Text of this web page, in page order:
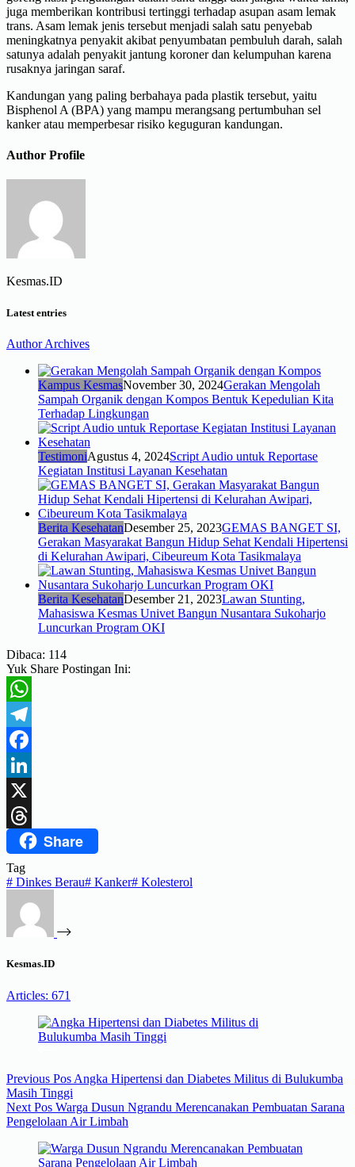
juga memberikan kontribusi tertinggi terhadap asupan asam lemak
trans. Asam lemak jenis tersebut menjadi salah satu penyebab
meningkatnya penyakit akibat penyumbatan pembuluh darah, salah
satunya adalah penyakit jantung koroner dan kelumpuhan karena
rusaknya jaringan saraf.
Kandungan yang paling berbahaya pada plastik tersebut, yaitu
Bisphenol A (BPA) yang mampu merangsang pertumbuhan sel
kanker atau memperbesar risiko keguguran kandungan.
Author Profile
Kesmas.ID
Latest entries
Author Archives
Kampus KesmasNovember 30, 2024Gerakan Mengolah
Sampah Organik dengan Kompos Bentuk Kepedulian Kita
Terhadap Lingkungan
TestimoniAgustus 4, 2024Script Audio untuk Reportase
Kegiatan Institusi Layanan Kesehatan
Berita KesehatanDesember 25, 2023GEMAS BANGET SI,
Gerakan Masyarakat Bangun Hidup Sehat Kendali Hipertensi
di Kelurahan Awipari, Cibeureum Kota Tasikmalaya
Berita KesehatanDesember 21, 2023Lawan Stunting,
Mahasiswa Kesmas Univet Bangun Nusantara Sukoharjo
Luncurkan Program OKI
Dibaca: 114
Yuk Share Postingan Ini:
WhatsApp
Telegram
Facebook
LinkedIn
X
ThreadsShare
Tag
# Dinkes Berau# Kanker# Kolesterol
Kesmas.ID
Articles: 671
Previous Pos Angka Hipertensi dan Diabetes Militus di Bulukumba
Masih Tinggi
Next Pos Warga Dusun Ngrandu Merencanakan Pembuatan Sarana
Pengelolaan Air Limbah